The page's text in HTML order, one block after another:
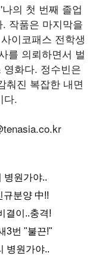
의 첫 번째 졸업
작품은 마지막을
이코패스 전학생
를 의뢰하면서 벌
화다. 정수빈은
춰진 복잡한 내면
다.